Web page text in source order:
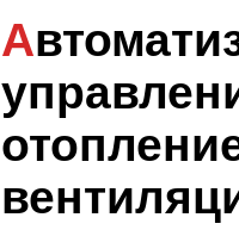
Автоматизация